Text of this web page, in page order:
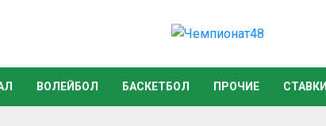
ВОЛЕЙБОЛ БАСКЕТБОЛ ПРОЧИЕ СТАВКИ